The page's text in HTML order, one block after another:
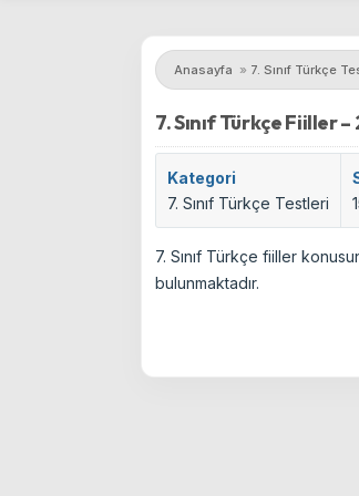
Anasayfa » 7. Sınıf Türkçe
7. Sınıf Türkçe Fiiller –
Kategori
7. Sınıf Türkçe Testleri
7. Sınıf Türkçe fiiller
bulunmaktadır.